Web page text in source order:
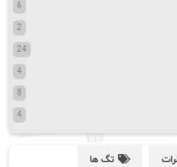
6
2
24
4
8
4
تگ ها